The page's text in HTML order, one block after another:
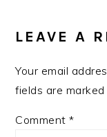
LEAVE A
Your email
fields are
Comment*